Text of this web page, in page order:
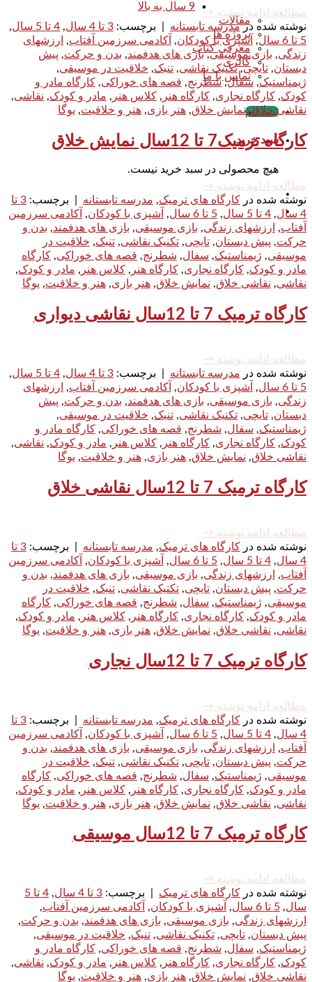
9 سال به بالا
مقالات
پروژه ها
معرفی کتاب
گالری
تماس با ما
ثبت نام
سبد خرید
هیچ محصولی در سبد خرید نیست.
مطالعه ادامه نوشته →
نوشته شده درمدرسه تابستانه برچسب: 3 تا 4 سال , 4 تا 5 سال
,
5 تا 6 سال
, آشپزی با کودکان, آکادمی سرزمین آفتاب,
ارزشهای
زندگی, بازی موسیقی,بازی های هدفمند, بدن و حرکت, پیش
دبستان, تایچی,تکنیک نقاشی, تنبک, خلاقیت در موسیقی,
ژیمناستیک, سفال,شطرنج, قصه های خوراکی, کارگاه مادر و
کودک, کارگاه نجاری, کارگاه هنر , کلاس هنر , مادر و کودک, نقاشی,
نقاشی خلاق,نمایش خلاق, هنر بازی, هنر و خلاقیت, یوگا
کارگاه ترمیک7 تا 12سال نمایش خلاق
مطالعه ادامه نوشته →
نوشته شده در کارگاه های ترمیک, مدرسه تابستانه برچسب:
3 تا
4 سال
, 4 تا 5 سال , 5 تا 6 سال , آشپزی با کودکان, آکادمی سرزمین
آفتاب, ارزشهای زندگی, بازی موسیقی, بازی های هدفمند, بدن و
حرکت, پیش دبستان, تایچی, تکنیک نقاشی, تنبک, خلاقیت در
موسیقی, ژیمناستیک, سفال, شطرنج, قصه های خوراکی, کارگاه
مادر و کودک, کارگاه نجاری, کارگاه هنر , کلاس هنر , مادر و کودک,
نقاشی, نقاشی خلاق, نمایش خلاق, هنر بازی, هنر و خلاقیت, یوگا
کارگاه ترمیک 7 تا 12سال نقاشی دیواری
مطالعه ادامه نوشته →
نوشته شده در مدرسه تابستانه برچسب: 3 تا 4 سال , 4 تا 5 سال
,
5 تا 6 سال
, آشپزی با کودکان, آکادمی سرزمین آفتاب,
ارزشهای
زندگی, بازی موسیقی, بازی های هدفمند, بدن و حرکت, پیش
دبستان, تایچی, تکنیک نقاشی, تنبک, خلاقیت در موسیقی,
ژیمناستیک, سفال, شطرنج, قصه های خوراکی, کارگاه مادر و
کودک, کارگاه نجاری, کارگاه هنر , کلاس هنر , مادر و کودک, نقاشی,
نقاشی خلاق, نمایش خلاق, هنر بازی, هنر و خلاقیت, یوگا
کارگاه ترمیک 7 تا 12سال نقاشی خلاق
مطالعه ادامه نوشته →
نوشته شده در کارگاه های ترمیک, مدرسه تابستانه برچسب:
3 تا
4 سال
, 4 تا 5 سال , 5 تا 6 سال , آشپزی با کودکان, آکادمی سرزمین
آفتاب, ارزشهای زندگی, بازی موسیقی, بازی های هدفمند, بدن و
حرکت, پیش دبستان, تایچی, تکنیک نقاشی, تنبک, خلاقیت در
موسیقی, ژیمناستیک, سفال, شطرنج, قصه های خوراکی, کارگاه
مادر و کودک, کارگاه نجاری, کارگاه هنر , کلاس هنر , مادر و کودک,
نقاشی, نقاشی خلاق, نمایش خلاق, هنر بازی, هنر و خلاقیت, یوگا
کارگاه ترمیک 7 تا 12سال نجاری
مطالعه ادامه نوشته →
نوشته شده در کارگاه های ترمیک, مدرسه تابستانه برچسب:
3 تا
4 سال
, 4 تا 5 سال , 5 تا 6 سال , آشپزی با کودکان, آکادمی سرزمین
آفتاب, ارزشهای زندگی, بازی موسیقی, بازی های هدفمند, بدن و
حرکت, پیش دبستان, تایچی, تکنیک نقاشی, تنبک, خلاقیت در
موسیقی, ژیمناستیک, سفال, شطرنج, قصه های خوراکی, کارگاه
مادر و کودک, کارگاه نجاری, کارگاه هنر , کلاس هنر , مادر و کودک,
نقاشی, نقاشی خلاق, نمایش خلاق, هنر بازی, هنر و خلاقیت, یوگا
کارگاه ترمیک 7 تا 12سال موسیقی
مطالعه ادامه نوشته →
نوشته شده در کارگاه های ترمیک برچسب: 3 تا 4 سال ,
4 تا 5
سال, 5 تا 6 سال , آشپزی با کودکان, آکادمی سرزمین آفتاب,
ارزشهای زندگی, بازی موسیقی, بازی های هدفمند, بدن و حرکت,
پیش دبستان, تایچی, تکنیک نقاشی, تنبک, خلاقیت در موسیقی,
ژیمناستیک, سفال, شطرنج, قصه های خوراکی, کارگاه مادر و
کودک, کارگاه نجاری, کارگاه هنر , کلاس هنر , مادر و کودک, نقاشی,
نقاشی خلاق, نمایش خلاق, هنر بازی, هنر و خلاقیت, یوگا